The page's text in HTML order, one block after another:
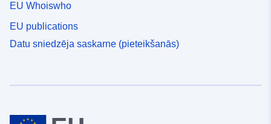
EU Whoiswho
EU publications
Datu sniedzēja saskarne (pieteikšanās)